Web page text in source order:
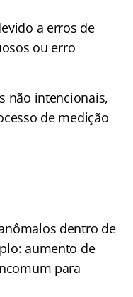
a erros de
ou erro
não intencionais,
de medição
dentro de
aumento de
para